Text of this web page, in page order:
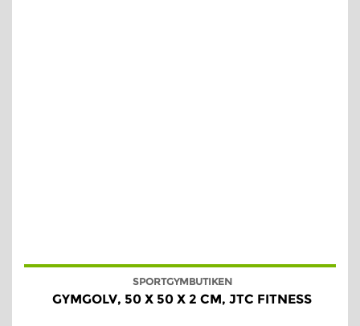
SPORTGYMBUTIKEN
GYMGOLV, 50 X 50 X 2 CM, JTC FITNESS